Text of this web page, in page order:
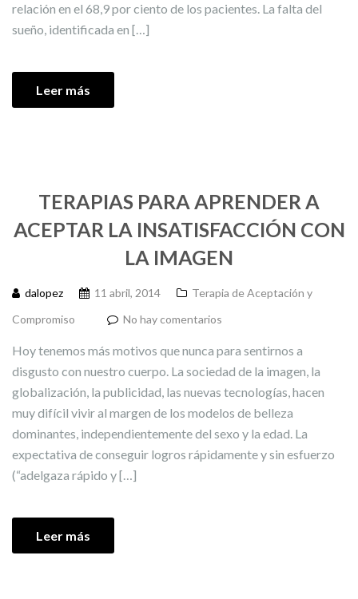
relación en el 68,9 por ciento de los pacientes. La falta del
sueño, identificada en […]
Leer más
TERAPIAS PARA APRENDER A
ACEPTAR LA INSATISFACCIÓN CON
LA IMAGEN
dalopez 11 abril, 2014
Terapia de Aceptación y
Compromiso
No hay comentarios
Hoy tenemos más motivos que nunca para sentirnos a
disgusto con nuestro cuerpo. La sociedad de la imagen, la
globalización, la publicidad, las nuevas tecnologías, hacen
muy difícil vivir al margen de los modelos de belleza
dominantes, independientemente del sexo y la edad. La
expectativa de conseguir logros rápidamente y sin esfuerzo
(“adelgaza rápido y […]
Leer más